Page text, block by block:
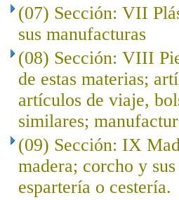
(07) Sección: VII
sus manufacturas
(08) Sección: VIII
de estas materias;
artículos de viaje,
similares;
(09) Sección: IX
madera; corcho y
espartería o cestería.